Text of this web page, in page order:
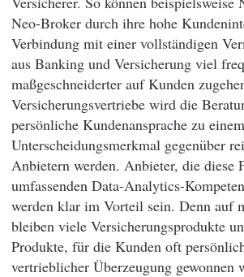
Neo-Broker durch ihre hohe
Verbindung mit einer vollständigen
aus Banking und Versicherung viel
maßgeschneiderter auf Kunden
Versicherungsvertriebe wird die
persönliche Kundenansprache zu
Unterscheidungsmerkmal gegenüber
Anbietern werden. Anbieter, die diese
umfassenden Data-Analytics-
werden klar im Vorteil sein. Denn auf
bleiben viele Versicherungsprodukte
Produkte, für die Kunden oft
vertrieblicher Überzeugung gewonnen